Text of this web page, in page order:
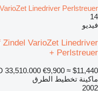
Linedriver Perlstreuer +
14
فيديو
VarioZet Linedriver
Perlstreuer +
33,510.000 €9,900 ≈ $11,440
ماكينة تخطيط الطرق
2002